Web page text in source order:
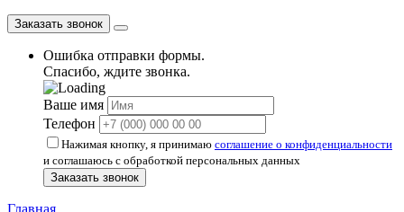
Заказать звонок
Ошибка отправки формы.
Спасибо, ждите звонка.
Ваше имя
Телефон
Нажимая кнопку, я принимаю соглашение о конфиденциальности
и соглашаюсь с обработкой персональных данных
Заказать звонок
Главная